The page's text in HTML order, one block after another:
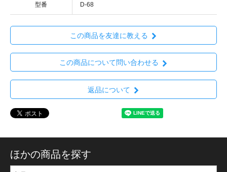
型番 D-68
この商品を友達に教える
この商品について問い合わせる
返品について
ほかの商品を探す